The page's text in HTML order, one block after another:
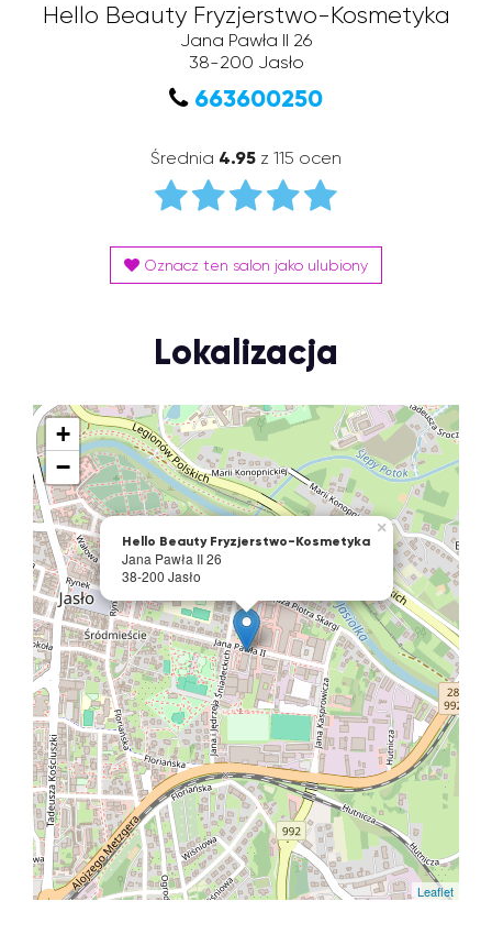
Hello Beauty Fryzjerstwo-Kosmetyka
Jana Pawła II 26
38-200 Jasło
663600250
Średnia 4.95 z 115 ocen
Oznacz ten salon jako ulubiony
Lokalizacja
Hello Beauty Fryzjerstwo-Kosmetyka
Jana Pawła II 26
38-200 Jasło
×
+
−
Leaflet